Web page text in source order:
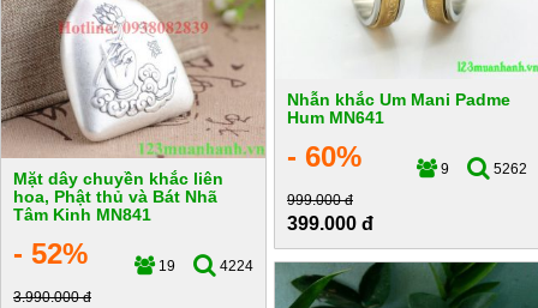
Nhẫn khắc Um Mani Padme
Hum MN641
- 60% 9
5262
999.000 đ
399.000 đ
Mặt dây chuyền khắc liên
hoa, Phật thủ và Bát Nhã
Tâm Kinh MN841
- 52% 19
4224
3.990.000 đ